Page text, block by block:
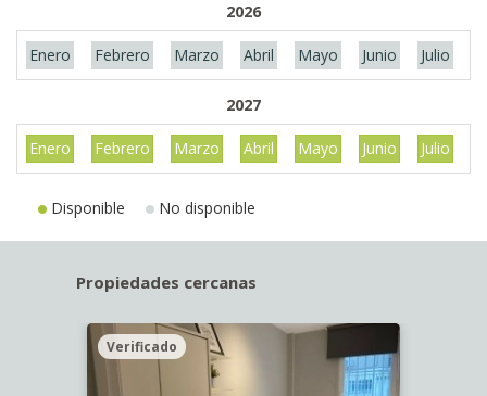
2026
Enero Febrero Marzo Abril Mayo Junio Julio
2027
Enero Febrero Marzo Abril Mayo Junio Julio
Disponible No disponible
Propiedades cercanas
Verificado